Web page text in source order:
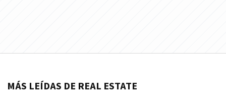
MÁS LEÍDAS DE REAL ESTATE